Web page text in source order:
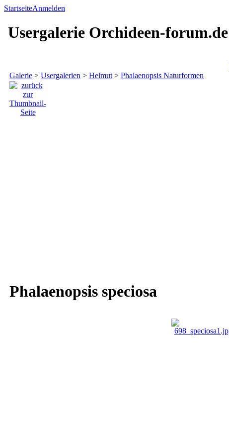
StartseiteAnmelden
Usergalerie Orchideen-forum.de
Galerie > Usergalerien > Helmut > Phalaenopsis Naturformen
Phalaenopsis speciosa